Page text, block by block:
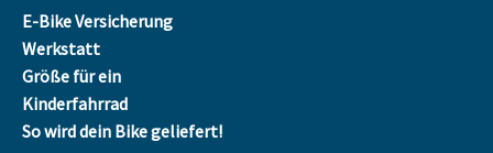
E-Bike Versicherung
Werkstatt
Größe für ein
Kinderfahrrad
So wird dein Bike geliefert!